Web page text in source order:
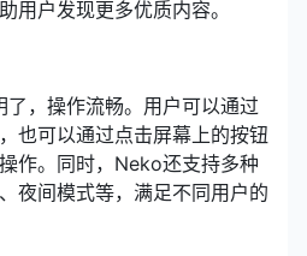
用户发现更多优质内容。
，操作流畅。用户可以通过
也可以通过点击屏幕上的按钮
作。同时，Neko还支持多种
夜间模式等，满足不同用户的